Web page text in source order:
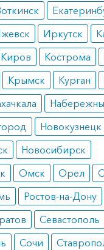
врачом,
1 капсула
в течение 10
и использовать
10 дней, затем
и повторно
в течение 10 дней.
заказ?
препарат с
в вашем городе.
бронирование на
8 800 301 52 86
по РФ)
Иркутск
Киров Кострома
Крымск Курган
Новокузнецк
Новосибирск
Омск Орел
Ростов-на-Дону
Севастополь
Сочи